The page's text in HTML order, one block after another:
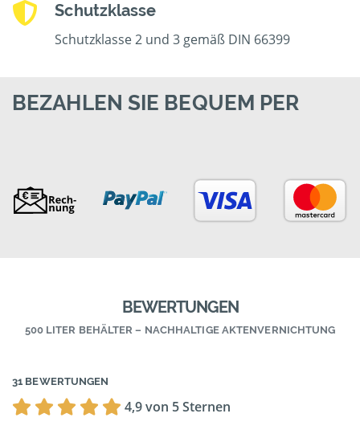
Schutzklasse
Schutzklasse 2 und 3 gemäß DIN 66399
BEZAHLEN SIE BEQUEM PER
BEWERTUNGEN
500 LITER BEHÄLTER – NACHHALTIGE AKTENVERNICHTUNG
31 BEWERTUNGEN
4,9 von 5 Sternen